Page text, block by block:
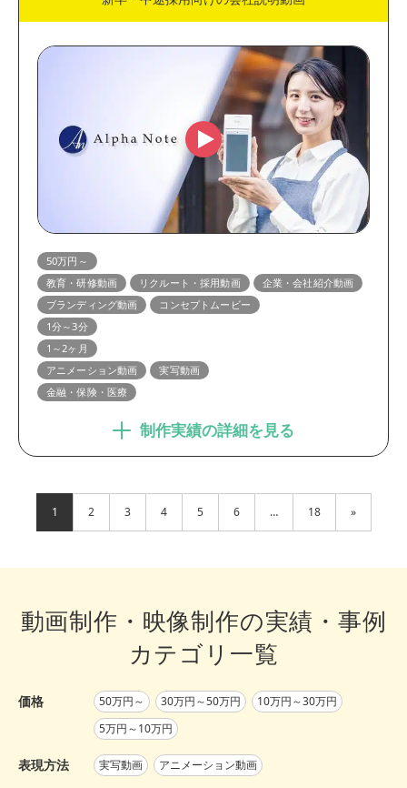
50万円～
教育・研修動画
リクルート・採用動画
企業・会社紹介動画
ブランディング動画
コンセプトムービー
1分～3分
1～2ヶ月
アニメーション動画
実写動画
金融・保険・医療
制作実績の詳細を見る
1 2 3 4 5 6 … 18 »
動画制作・映像制作の実績・事例
カテゴリ一覧
価格 50万円～ 30万円～50万円
10万円～30万円
5万円～10万円
表現方法 実写動画 アニメーション動画